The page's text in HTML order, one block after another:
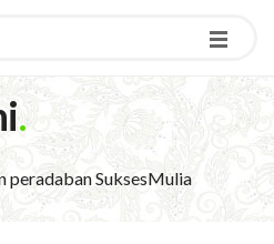
.
peradaban SuksesMulia